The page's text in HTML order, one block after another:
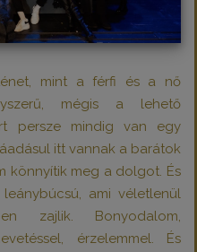
mint a férfi és a nő
mégis a lehető
persze mindig van egy
itt vannak a barátok
könnyítik meg a dolgot. És
ami véletlenül
zajlik. Bonyodalom,
érzelemmel. És